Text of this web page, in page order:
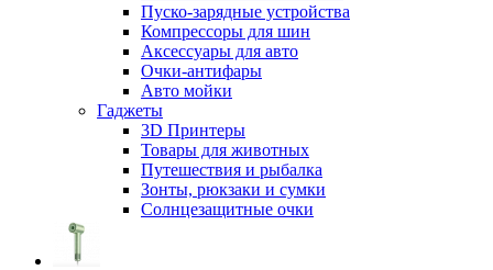
Пуско-зарядные устройства
Компрессоры для шин
Аксессуары для авто
Очки-антифары
Авто мойки
Гаджеты
3D Принтеры
Товары для животных
Путешествия и рыбалка
Зонты, рюкзаки и сумки
Солнцезащитные очки